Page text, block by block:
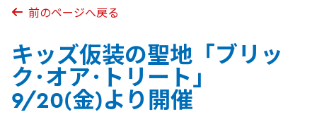
前のページへ戻る
キッズ仮装の聖地「ブリッ
ク･オア･トリート」
9/20(金)より開催